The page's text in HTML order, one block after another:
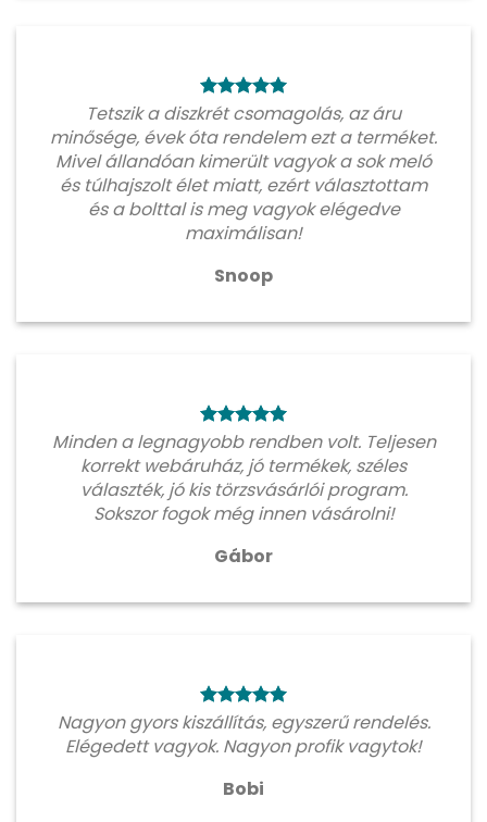
Tetszik a diszkrét csomagolás, az áru
minősége, évek óta rendelem ezt a terméket.
Mivel állandóan kimerült vagyok a sok meló
és túlhajszolt élet miatt, ezért választottam
és a bolttal is meg vagyok elégedve
maximálisan!
Snoop
Minden a legnagyobb rendben volt. Teljesen
korrekt webáruház, jó termékek, széles
választék, jó kis törzsvásárlói program.
Sokszor fogok még innen vásárolni!
Gábor
Nagyon gyors kiszállítás, egyszerű rendelés.
Elégedett vagyok. Nagyon profik vagytok!
Bobi